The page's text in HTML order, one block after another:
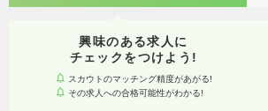
興味のある求人に
チェックをつけよう!
スカウトのマッチング精度があがる!
その求人への合格可能性がわかる!